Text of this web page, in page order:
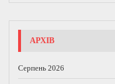
АРХІВ
Серпень 2026